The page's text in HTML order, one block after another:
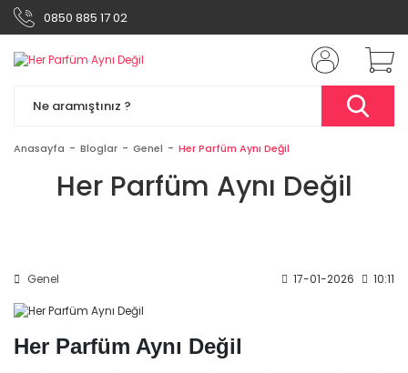
0850 885 17 02
Anasayfa Bloglar Genel Her Parfüm Aynı Değil
Her Parfüm Aynı Değil
Genel 17-01-2026 10:11
Her Parfüm Aynı Değil